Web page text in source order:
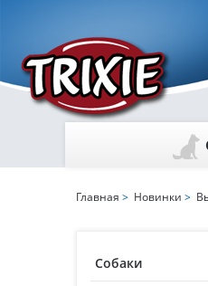
Собаки
Главная > Новинки >